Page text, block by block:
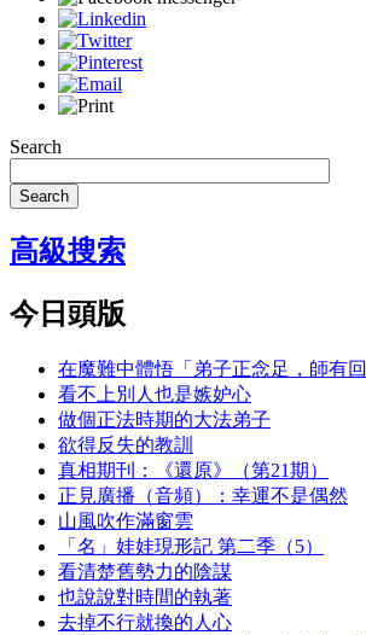
Search
Search
高級搜索
今日頭版
在魔難中體悟「弟子正念足，師有
看不上別人也是嫉妒心
做個正法時期的大法弟子
欲得反失的教訓
真相期刊：《還原》（第21期）
正見廣播（音頻）：幸運不是偶然
山風吹作滿窗雲
「名」娃娃現形記 第二季（5）
看清楚舊勢力的陰謀
也說說對時間的執著
去掉不行就換的人心